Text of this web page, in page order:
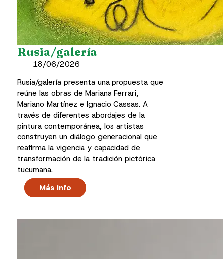
Rusia/galería
18/06/2026
Rusia/galería presenta una propuesta que
reúne las obras de Mariana Ferrari,
Mariano Martínez e Ignacio Cassas. A
través de diferentes abordajes de la
pintura contemporánea, los artistas
construyen un diálogo generacional que
reafirma la vigencia y capacidad de
transformación de la tradición pictórica
tucumana.
Más info